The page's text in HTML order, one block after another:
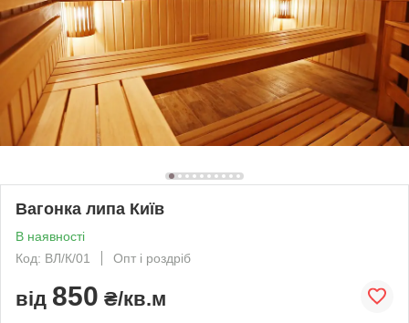
Вагонка липа Київ
В наявності
Код: ВЛ/К/01
Опт і роздріб
від 850 ₴/кв.м